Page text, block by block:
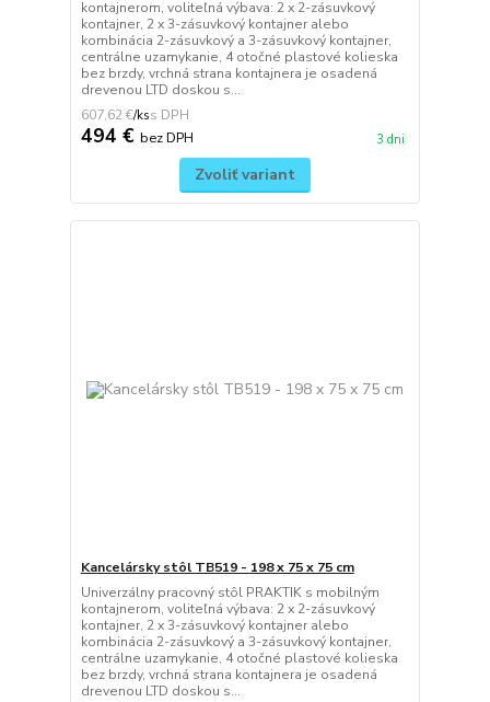
kontajnerom, voliteľná výbava: 2 x 2-zásuvkový
kontajner, 2 x 3-zásuvkový kontajner alebo
kombinácia 2-zásuvkový a 3-zásuvkový kontajner,
centrálne uzamykanie, 4 otočné plastové kolieska
bez brzdy, vrchná strana kontajnera je osadená
drevenou LTD doskou s...
607,62 €/ks
494 € bez DPH 3 dni
Zvoliť variant
Kancelársky stôl TB519 - 198 x 75 x 75 cm
Univerzálny pracovný stôl PRAKTIK s mobilným
kontajnerom, voliteľná výbava: 2 x 2-zásuvkový
kontajner, 2 x 3-zásuvkový kontajner alebo
kombinácia 2-zásuvkový a 3-zásuvkový kontajner,
centrálne uzamykanie, 4 otočné plastové kolieska
bez brzdy, vrchná strana kontajnera je osadená
drevenou LTD doskou s...